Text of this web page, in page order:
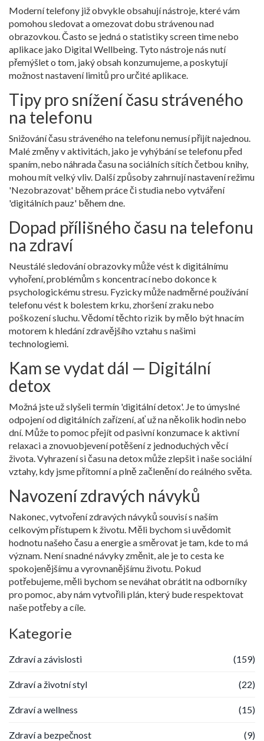
Moderní telefony již obvykle obsahují nástroje, které vám
pomohou sledovat a omezovat dobu strávenou nad
obrazovkou. Často se jedná o statistiky screen time nebo
aplikace jako Digital Wellbeing. Tyto nástroje nás nutí
přemýšlet o tom, jaký obsah konzumujeme, a poskytují
možnost nastavení limitů pro určité aplikace.
Tipy pro snížení času stráveného
na telefonu
Snižování času stráveného na telefonu nemusí přijít najednou.
Malé změny v aktivitách, jako je vyhýbání se telefonu před
spaním, nebo náhrada času na sociálních sítích četbou knihy,
mohou mít velký vliv. Další způsoby zahrnují nastavení režimu
'Nezobrazovat' během práce či studia nebo vytváření
'digitálních pauz' během dne.
Dopad přílišného času na telefonu
na zdraví
Neustálé sledování obrazovky může vést k digitálnímu
vyhoření, problémům s koncentrací nebo dokonce k
psychologickému stresu. Fyzicky může nadměrné používání
telefonu vést k bolestem krku, zhoršení zraku nebo
poškození sluchu. Vědomí těchto rizik by mělo být hnacím
motorem k hledání zdravějšího vztahu s našimi
technologiemi.
Kam se vydat dál — Digitální
detox
Možná jste už slyšeli termín 'digitální detox'. Je to úmyslné
odpojení od digitálních zařízení, ať už na několik hodin nebo
dní. Může to pomoc přejít od pasivní konzumace k aktivní
relaxaci a znovuobjevení potěšení z jednoduchých věcí
života. Vyhrazení si času na detox může zlepšit i naše sociální
vztahy, kdy jsme přítomní a plně začlenění do reálného světa.
Navození zdravých návyků
Nakonec, vytvoření zdravých návyků souvisí s naším
celkovým přístupem k životu. Měli bychom si uvědomit
hodnotu našeho času a energie a směrovat je tam, kde to má
význam. Není snadné návyky změnit, ale je to cesta ke
spokojenějšímu a vyrovnanějšímu životu. Pokud
potřebujeme, měli bychom se neváhat obrátit na odborníky
pro pomoc, aby nám vytvořili plán, který bude respektovat
naše potřeby a cíle.
Kategorie
Zdraví a závislosti (159)
Zdraví a životní styl (22)
Zdraví a wellness (15)
Zdraví a bezpečnost (9)